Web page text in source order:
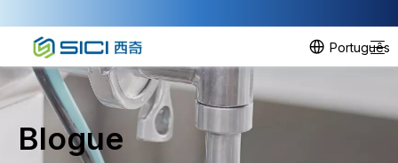
Português
Blogue